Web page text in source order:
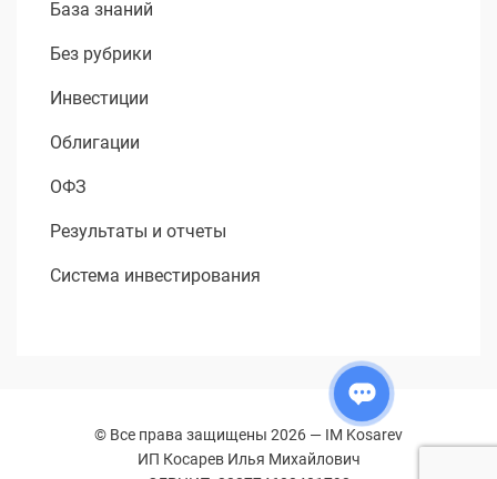
База знаний
Без рубрики
Инвестиции
Облигации
ОФЗ
Результаты и отчеты
Система инвестирования
© Все права защищены 2026 — IM Kosarev
ИП Косарев Илья Михайлович